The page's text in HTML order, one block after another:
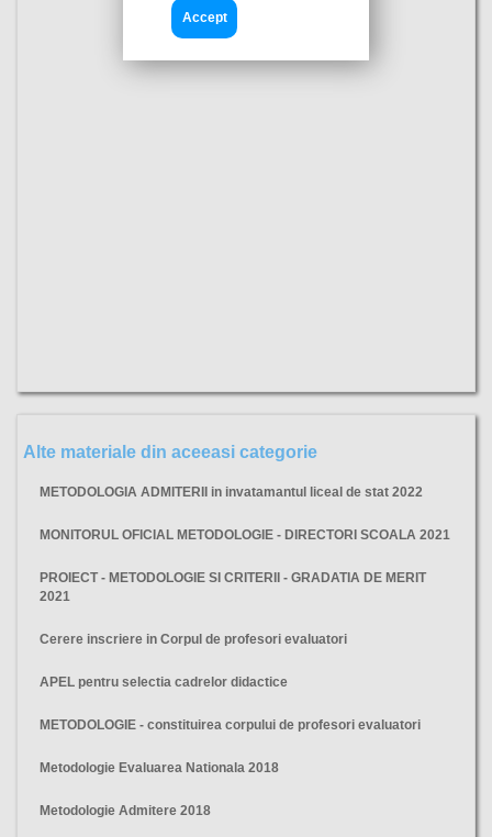
Alte materiale din aceeasi categorie
METODOLOGIA ADMITERII in invatamantul liceal de stat 2022
MONITORUL OFICIAL METODOLOGIE - DIRECTORI SCOALA 2021
PROIECT - METODOLOGIE SI CRITERII - GRADATIA DE MERIT
2021
Cerere inscriere in Corpul de profesori evaluatori
APEL pentru selectia cadrelor didactice
METODOLOGIE - constituirea corpului de profesori evaluatori
Metodologie Evaluarea Nationala 2018
Metodologie Admitere 2018
Accept